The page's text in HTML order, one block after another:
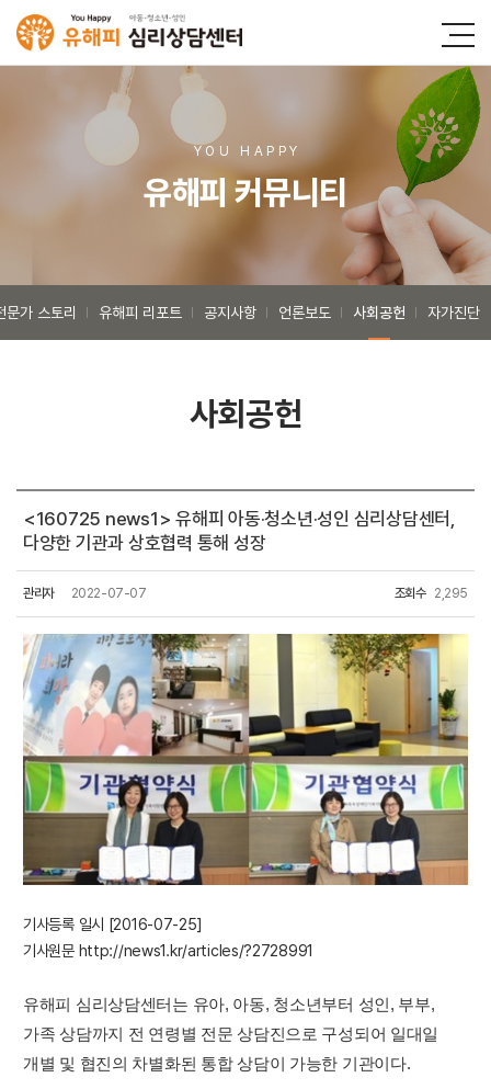
YOU HAPPY
유해피 커뮤니티
문가 스토리 유해피 리포트 공지사항 언론보도 사회공헌 자가진단
사회공헌
<160725 news1> 유해피 아동·청소년·성인 심리상담센터,
다양한 기관과 상호협력 통해 성장
관리자 2022-07-07 조회수 2,295
기사등록 일시 [2016-07-25]
기사원문 http://news1.kr/articles/?2728991
유해피 심리상담센터는 유아, 아동, 청소년부터 성인, 부부,
가족 상담까지 전 연령별 전문 상담진으로 구성되어 일대일
개별 및 협진의 차별화된 통합 상담이 가능한 기관이다.